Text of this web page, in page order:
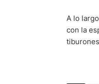
A lo
con la